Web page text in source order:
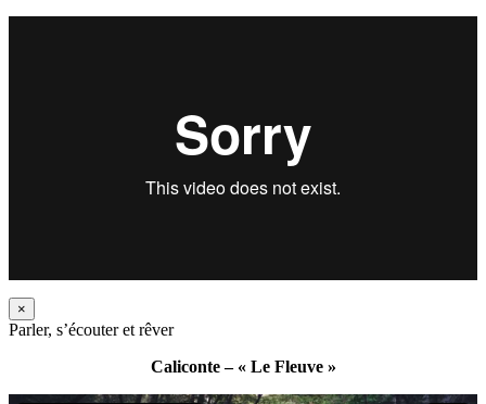
×
Parler, s’écouter et rêver
Caliconte – « Le Fleuve »